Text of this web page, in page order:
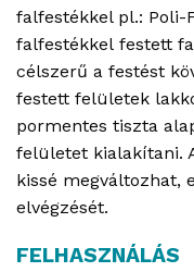
falfestékkel pl.: Poli-
falfestékkel festett
célszerű a festést
festett felületek
pormentes tiszta
felületet kialakítani.
kissé megváltozhat,
elvégzését.
FELHASZNÁLÁS